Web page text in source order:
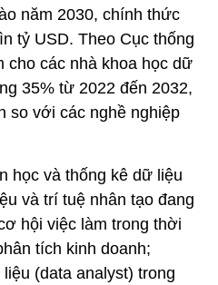
năm 2030, chính thức
tỷ USD. Theo Cục thống
cho các nhà khoa học dữ
35% từ 2022 đến 2032,
so với các nghề nghiệp
học và thống kê dữ liệu
và trí tuệ nhân tạo đang
hội việc làm trong thời
tích kinh doanh;
(data analyst) trong